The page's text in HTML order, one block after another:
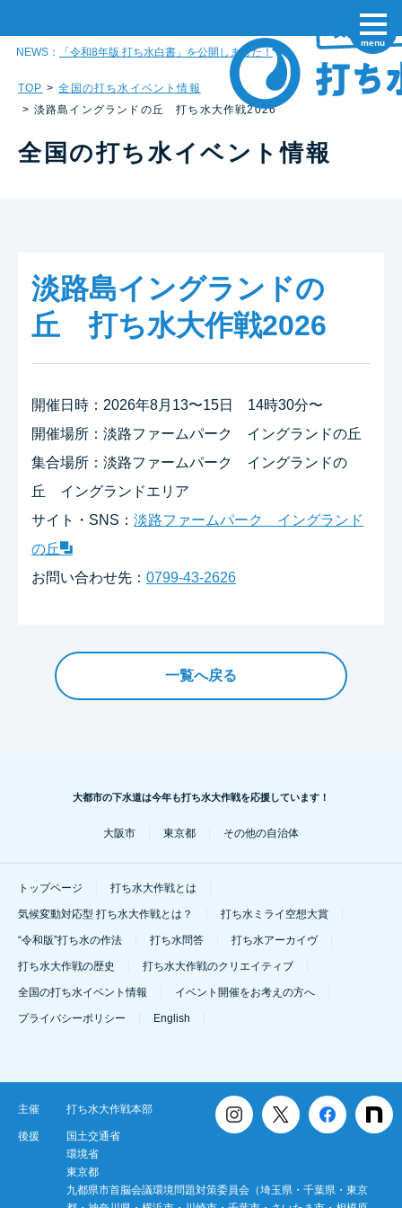
NEWS 「令和8年版 打ち水白書」を公開しました！
menu
TOP
全国の打ち水イベント情報
淡路島イングランドの丘 打ち水大作戦2026
全国の打ち水イベント情報
淡路島イングランドの
丘 打ち水大作戦2026
開催日時：2026年8月13〜15日 14時30分〜
開催場所：淡路ファームパーク イングランドの丘
集合場所：淡路ファームパーク イングランドの
丘 イングランドエリア
サイト・SNS： 淡路ファームパーク イングランド
の丘
お問い合わせ先： 0799-43-2626
一覧へ戻る
大都市の下水道は今年も打ち水大作戦を応援しています！
大阪市 東京都 その他の自治体
トップページ 打ち水大作戦とは
気候変動対応型 打ち水大作戦とは？ 打ち水ミライ空想大賞
“令和版”打ち水の作法 打ち水問答 打ち水アーカイヴ
打ち水大作戦の歴史 打ち水大作戦のクリエイティブ
全国の打ち水イベント情報 イベント開催をお考えの方へ
プライバシーポリシー English
主催 打ち水大作戦本部
後援
国土交通省
環境省
東京都
九都県市首脳会議環境問題対策委員会（埼玉県・千葉県・東京